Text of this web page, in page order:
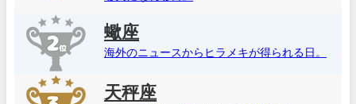
蠍座
海外のニュースからヒラメキが得られる日。
天秤座